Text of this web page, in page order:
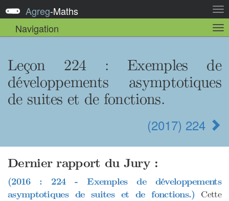
la
Agreg-Maths
Navigation
la
Leçon 224 : Exemples de
développements asymptotiques
de suites et de fonctions.
(2017) 224
Dernier rapport du Jury :
(2016 : 224 - Exemples de développements
asymptotiques de suites et de fonctions.) Cette